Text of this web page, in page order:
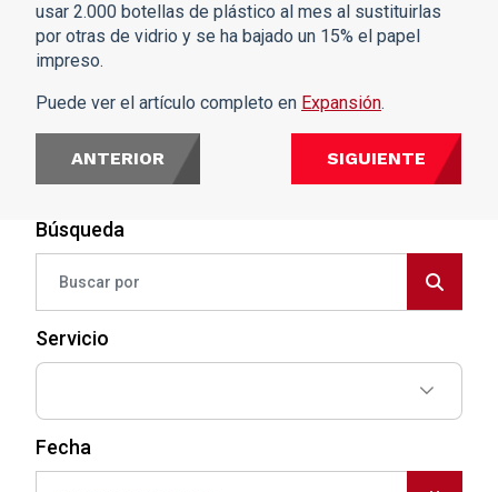
Búsqueda
Servicio
Fecha
usar 2.000 botellas de plástico al mes al sustituirlas
por otras de vidrio y se ha bajado un 15% el papel
impreso.
Puede ver el artículo completo en Expansión.
ANTERIOR SIGUIENTE